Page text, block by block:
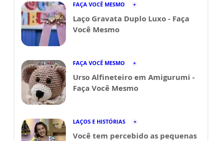
FAÇA VOCÊ MESMO
Laço Gravata Duplo Luxo - Faça
Você Mesmo
FAÇA VOCÊ MESMO
Urso Alfineteiro em Amigurumi -
Faça Você Mesmo
LAÇOS E HISTÓRIAS
Você tem percebido as pequenas